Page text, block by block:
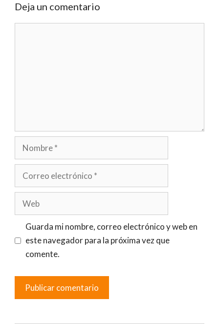
Deja un comentario
Nombre
Correo
electrónico
Web
Guarda mi nombre, correo electrónico y web en
este navegador para la próxima vez que
comente.